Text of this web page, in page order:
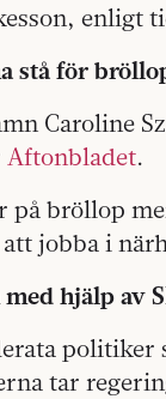
enligt
stå för
Caroline
Aftonbladet.
på bröllop
jobba i
hjälp av
politiker
tar